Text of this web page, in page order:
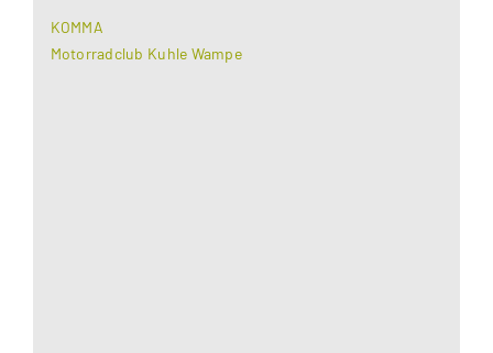
KOMMA
Motorradclub Kuhle Wampe